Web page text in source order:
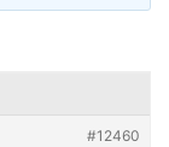
#12460